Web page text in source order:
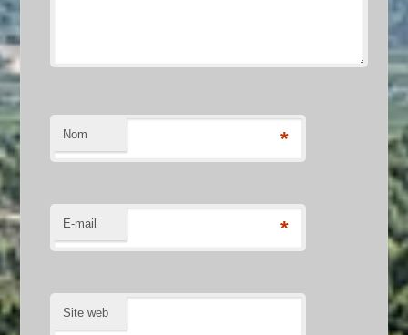
Nom *
E-mail *
Site web